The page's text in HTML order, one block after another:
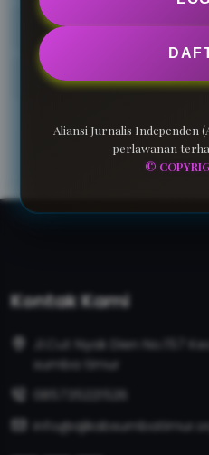
Aliansi Jurnalis Independen
perlawanan
©
Kontak Kami
Jl.Cut Nyak Dien No.157
sumba timur
085735221526